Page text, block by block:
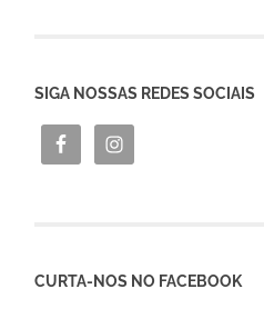
SIGA NOSSAS REDES SOCIAIS
CURTA-NOS NO FACEBOOK